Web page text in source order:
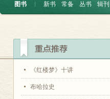
图书
︱ 新书 常备 丛书 辑刊
《红楼梦》十讲
布哈拉史